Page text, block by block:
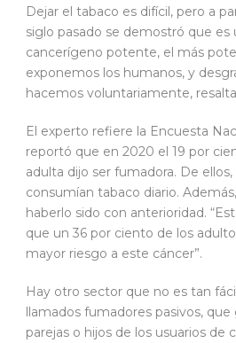
Dejar el tabaco es difícil, pero a
siglo pasado se demostró que es
cancerígeno potente, el más
exponemos los humanos, y
hacemos voluntariamente,
El experto refiere la Encuesta
reportó que en 2020 el 19 por
adulta dijo ser fumadora. De
consumían tabaco diario.
haberlo sido con anterioridad.
que un 36 por ciento de los
mayor riesgo a este cáncer”.
Hay otro sector que no es tan
llamados fumadores pasivos,
parejas o hijos de los usuarios de